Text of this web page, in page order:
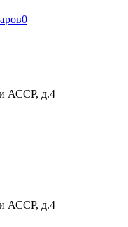
0
АССР, д.4
АССР, д.4